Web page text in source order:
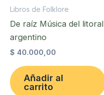
Libros de Folklore
De raíz Música del litoral
argentino
$ 40.000,00
Añadir al
carrito